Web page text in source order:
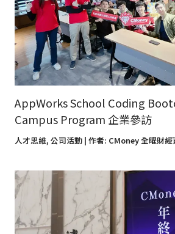
AppWorks School Coding
Campus Program 企業參訪
人才思維, 公司活動| 作者: CMoney 全曜財經